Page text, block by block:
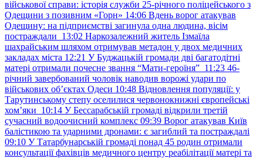
військової справи: історія служби 25-річного поліцейського з
Одещини з позивним «Горн» 14:06 Вдень ворог атакував
Одещину: на підприємстві загинула одна людина, вісім
постраждали 13:02 Наркозалежний житель Ізмаїла
шахрайським шляхом отримував метадон у двох медичних
закладах міста 12:21 У Буджацькій громади дві багатодітні
матері отримали почесне звання “Мати-героїня” 11:23 46-
річний завербований чоловік наводив ворожі удари по
військових обʼєктах Одеси 10:48 Відновлення популяції: у
Тарутинському степу оселилися червонокнижні європейські
хом’яки 10:14 У Бессарабській громаді відкрили третій
сучасний водоочисний комплекс 09:39 Ворог атакував Київ
балістикою та ударними дронами: є загиблий та постраждалі
09:10 У Татарбунарській громаді понад 45 родин отримали
консультації фахівців медичного центру реабілітації матері та